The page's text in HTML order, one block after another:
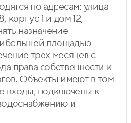
по адресам: улица
корпус 1 и дом 12,
назначение
площадью
трех месяцев с
права собственности к
Объекты имеют в том
входы, подключены к
и